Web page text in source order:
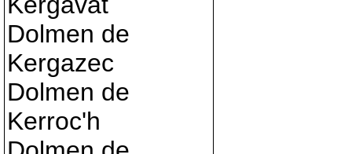
Dolmen de
Kergazec
Dolmen de
Kerroc'h